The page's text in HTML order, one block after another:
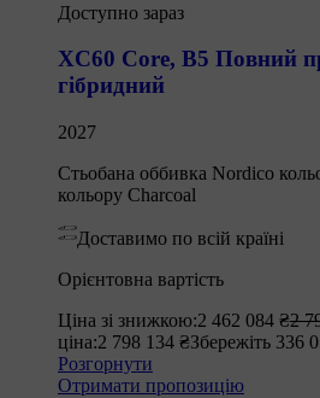
Доступно зараз
XC60 Core, B5 Повний
гібридний
2027
Стьобана оббивка Nordico
кольору Charcoal
Доставимо по всій країні
Орієнтовна вартість
Ціна зі знижкою:2 462 084 ₴2
ціна:2 798 134 ₴Збережіть 336
Розгорнути
Отримати пропозицію